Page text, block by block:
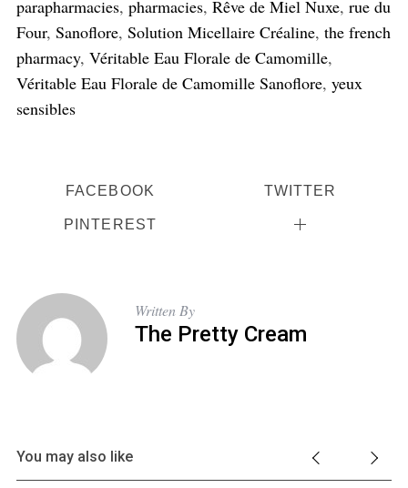
parapharmacies, pharmacies, Rêve de Miel Nuxe, rue du
Four, Sanoflore, Solution Micellaire Créaline, the french
pharmacy, Véritable Eau Florale de Camomille,
Véritable Eau Florale de Camomille Sanoflore, yeux
sensibles
FACEBOOK TWITTER
PINTEREST
Written By
The Pretty Cream
You may also like